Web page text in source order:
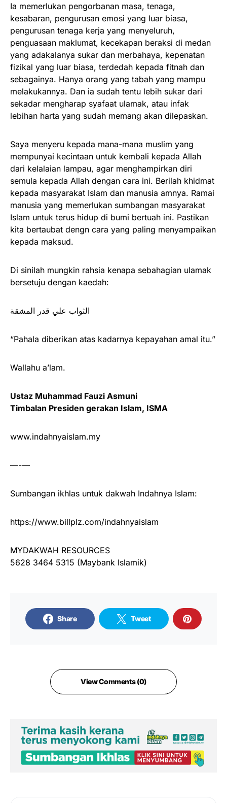
Ia memerlukan pengorbanan masa, tenaga,
kesabaran, pengurusan emosi yang luar biasa,
pengurusan tenaga kerja yang menyeluruh,
penguasaan maklumat, kecekapan beraksi di medan
yang adakalanya sukar dan merbahaya, kepenatan
fizikal yang luar biasa, terdedah kepada fitnah dan
sebagainya. Hanya orang yang tabah yang mampu
melakukannya. Dan ia sudah tentu lebih sukar dari
sekadar mengharap syafaat ulamak, atau infak
lebihan harta yang sudah memang akan dilepaskan.
Saya menyeru kepada mana-mana muslim yang
mempunyai kecintaan untuk kembali kepada Allah
dari kelalaian lampau, agar menghampirkan diri
semula kepada Allah dengan cara ini. Berilah khidmat
kepada masyarakat Islam dan manusia amnya. Ramai
manusia yang memerlukan sumbangan masyarakat
Islam untuk terus hidup di bumi bertuah ini. Pastikan
kita bertaubat dengn cara yang paling menyampaikan
kepada maksud.
Di sinilah mungkin rahsia kenapa sebahagian ulamak
bersetuju dengan kaedah:
الثواب علي قدر المشقة
“Pahala diberikan atas kadarnya kepayahan amal itu.”
Wallahu a’lam.
Ustaz Muhammad Fauzi Asmuni
Timbalan Presiden gerakan Islam, ISMA
www.indahnyaislam.my
—-—
Sumbangan ikhlas untuk dakwah Indahnya Islam:
https://www.billplz.com/indahnyaislam
MYDAKWAH RESOURCES
5628 3464 5315 (Maybank Islamik)
Share Tweet
View Comments (0)